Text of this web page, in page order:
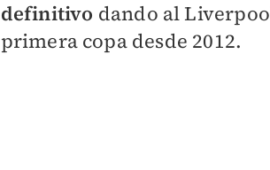
definitivo dando al
primera copa desde 2012.